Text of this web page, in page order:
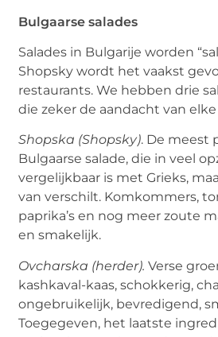
Bulgaarse salades
Salades in Bulgarije worden
Shopsky wordt het vaakst
restaurants. We hebben drie
die zeker de aandacht van
Shopska (Shopsky). De meest
Bulgaarse salade, die in veel
vergelijkbaar is met Grieks,
van verschilt. Komkommers,
paprika’s en nog meer zoute
en smakelijk.
Ovcharska (herder). Verse
kashkaval-kaas, schokkerig,
ongebruikelijk, bevredigend,
Toegegeven, het laatste